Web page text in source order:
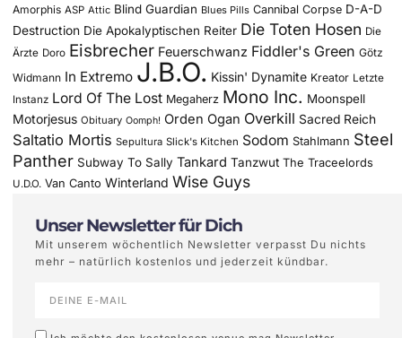
Amorphis ASP Attic Blind Guardian Blues Pills Cannibal Corpse D-A-D
Destruction Die Apokalyptischen Reiter Die Toten Hosen Die
Ärzte Doro Eisbrecher Feuerschwanz Fiddler's Green Götz
Widmann In Extremo J.B.O. Kissin' Dynamite Kreator Letzte
Instanz Lord Of The Lost Megaherz Mono Inc. Moonspell
Motorjesus Obituary Oomph! Orden Ogan Overkill Sacred Reich
Saltatio Mortis Sepultura Slick's Kitchen Sodom Stahlmann Steel
Panther Subway To Sally Tankard Tanzwut The Traceelords
U.D.O. Van Canto Winterland Wise Guys
Unser Newsletter für Dich
Mit unserem wöchentlich Newsletter verpasst Du nichts
mehr – natürlich kostenlos und jederzeit kündbar.